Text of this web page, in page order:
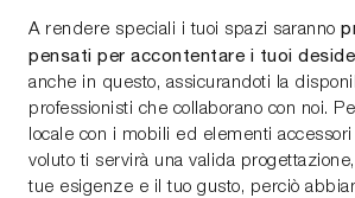
A rendere speciali i tuoi spazi saranno
pensati per accontentare i tuoi
anche in questo, assicurandoti la
professionisti che collaborano con noi.
locale con i mobili ed elementi
voluto ti servirà una valida
tue esigenze e il tuo gusto, perciò